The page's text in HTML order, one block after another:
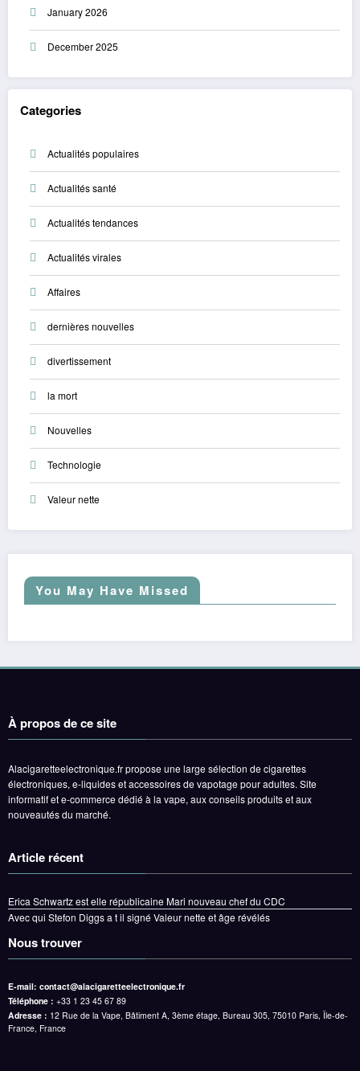
January 2026
December 2025
Categories
Actualités populaires
Actualités santé
Actualités tendances
Actualités virales
Affaires
dernières nouvelles
divertissement
la mort
Nouvelles
Technologie
Valeur nette
You May Have Missed
À propos de ce site
Alacigaretteelectronique.fr propose une large sélection de cigarettes
électroniques, e-liquides et accessoires de vapotage pour adultes. Site
informatif et e-commerce dédié à la vape, aux conseils produits et aux
nouveautés du marché.
Article récent
Erica Schwartz est elle républicaine Mari nouveau chef du CDC
Avec qui Stefon Diggs a t il signé Valeur nette et âge révélés
Nous trouver
E-mail: contact@alacigaretteelectronique.fr
Téléphone : +33 1 23 45 67 89
Adresse : 12 Rue de la Vape, Bâtiment A, 3ème étage, Bureau 305, 75010 Paris, Île-de-
France, France